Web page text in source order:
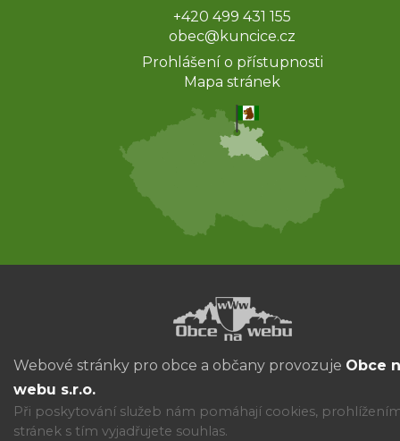
+420 499 431 155
obec@kuncice.cz
Prohlášení o přístupnosti
Mapa stránek
Webové stránky pro obce a občany provozuje Obce
webu s.r.o.
Při poskytování služeb nám pomáhají cookies,
stránek s tím vyjadřujete souhlas.